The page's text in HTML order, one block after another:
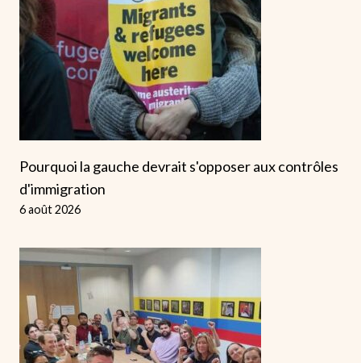
Pourquoi la gauche devrait s'opposer aux contrôles
d'immigration
6 août 2026